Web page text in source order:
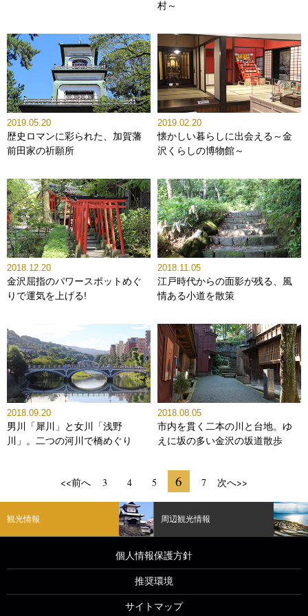
村～
2019.05.20
歴史ロマンに彩られた、加賀藩
前田家の祈願所
2019.02.20
懐かしい暮らしに出会える～金
沢くらしの博物館～
2018.12.20
金沢屈指のパワースポットめぐ
りで運気を上げる!
2018.11.05
江戸時代からの面影が残る、風
情ある小道を散策
2018.09.20
男川「犀川」と女川「浅野
川」。二つの河川で橋めぐり
2018.08.05
市内を貫く二本の川と台地。ゆ
えに坂の多い金沢の坂道散歩
<<前へ 3 4 5 6 7 次へ>>
観光情報 周辺観光情報
個人情報保護方針
推奨環境
サイトマップ